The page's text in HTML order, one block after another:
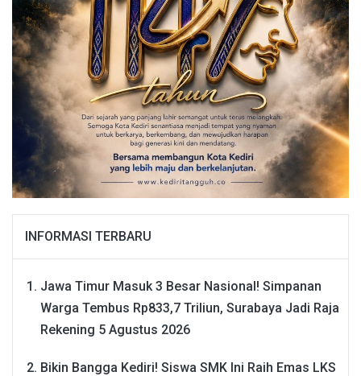
INFORMASI TERBARU
Jawa Timur Masuk 3 Besar Nasional! Simpanan
Warga Tembus Rp833,7 Triliun, Surabaya Jadi Raja
Rekening 5 Agustus 2026
Bikin Bangga Kediri! Siswa SMK Ini Raih Emas LKS